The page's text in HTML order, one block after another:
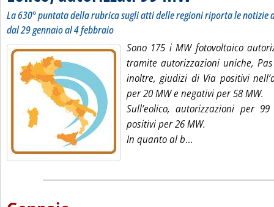
La 630° puntata della rubrica sugli atti delle regioni riporta le
dal 29 gennaio al 4 febbraio
Sono 175 i MW fotovoltaico
tramite autorizzazioni uniche,
inoltre, giudizi di Via positivi
per 20 MW e negativi per 58 MW.
Sull’eolico, autorizzazioni per
positivi per 26 MW.
In quanto al b...